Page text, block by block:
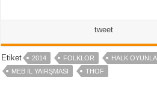
tweet
Etiket 2014 FOLKLOR HALK
MEB IL YAIRŞMASI
THOF